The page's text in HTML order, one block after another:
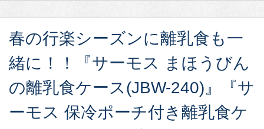
春の行楽シーズンに離乳食も一
緒に！！『サーモス まほうびん
の離乳食ケース(JBW-240)』『サ
ーモス 保冷ポーチ付き離乳食ケ